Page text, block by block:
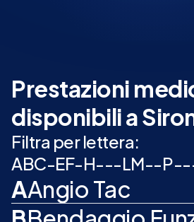
Prestazioni
disponibili a
Filtra per lettera:
ABC-EF-H---LM--P--
AAngio Tac